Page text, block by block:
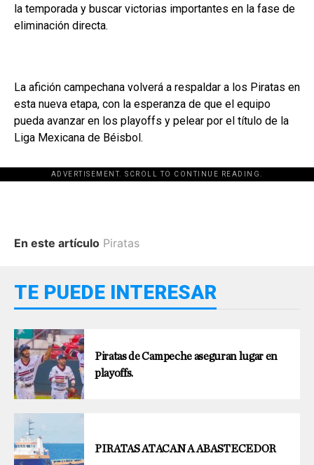
la temporada y buscar victorias importantes en la fase de
eliminación directa.
La afición campechana volverá a respaldar a los Piratas en
esta nueva etapa, con la esperanza de que el equipo
pueda avanzar en los playoffs y pelear por el título de la
Liga Mexicana de Béisbol.
ADVERTISEMENT. SCROLL TO CONTINUE READING.
En este artículo Piratas
TE PUEDE INTERESAR
Piratas de Campeche aseguran lugar en
playoffs.
PIRATAS ATACAN A ABASTECEDOR